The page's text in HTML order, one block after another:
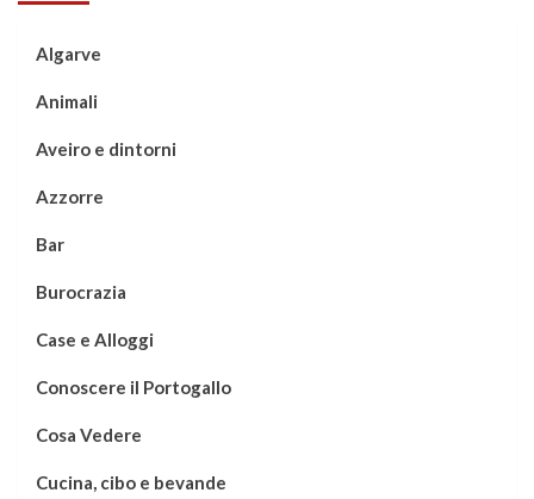
Algarve
Animali
Aveiro e dintorni
Azzorre
Bar
Burocrazia
Case e Alloggi
Conoscere il Portogallo
Cosa Vedere
Cucina, cibo e bevande